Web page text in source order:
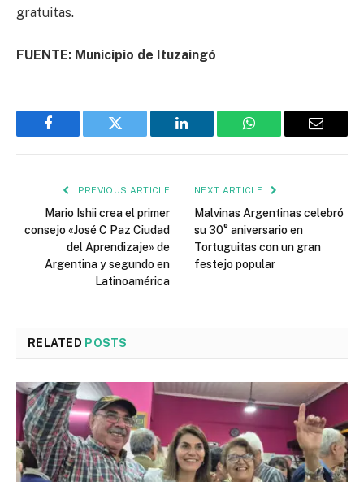
gratuitas.
FUENTE: Municipio de Ituzaingó
Facebook Twitter LinkedIn WhatsApp Email
PREVIOUS ARTICLE
Mario Ishii crea el primer
consejo «José C Paz Ciudad
del Aprendizaje» de
Argentina y segundo en
Latinoamérica
NEXT ARTICLE
Malvinas Argentinas celebró
su 30° aniversario en
Tortuguitas con un gran
festejo popular
RELATED POSTS